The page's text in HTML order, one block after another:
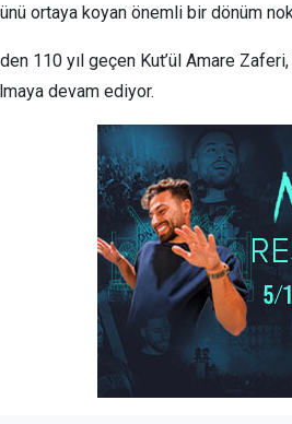
ortaya koyan önemli bir dönüm
110 yıl geçen Kut’ül Amare
devam ediyor.